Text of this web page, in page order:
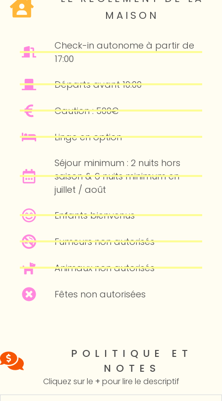
MAISON
Check-in autonome à partir de
17:00
Départs avant 10:00
Caution : 500€
Linge en option
Séjour minimum : 2 nuits hors
saison & 6 nuits minimum en
juillet / août
Enfants bienvenus
Fumeurs non autorisés
Animaux non autorisés
Fêtes non autorisées
POLITIQUE ET
NOTES
Cliquez sur le + pour lire le descriptif